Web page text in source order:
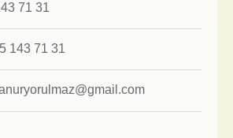
71 31
143 71 31